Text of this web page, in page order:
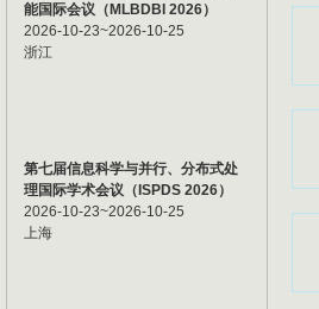
能国际会议（MLBDBI 2026）
2026-10-23~2026-10-25
浙江
第七届信息科学与并行、分布式处
理国际学术会议（ISPDS 2026）
2026-10-23~2026-10-25
上海